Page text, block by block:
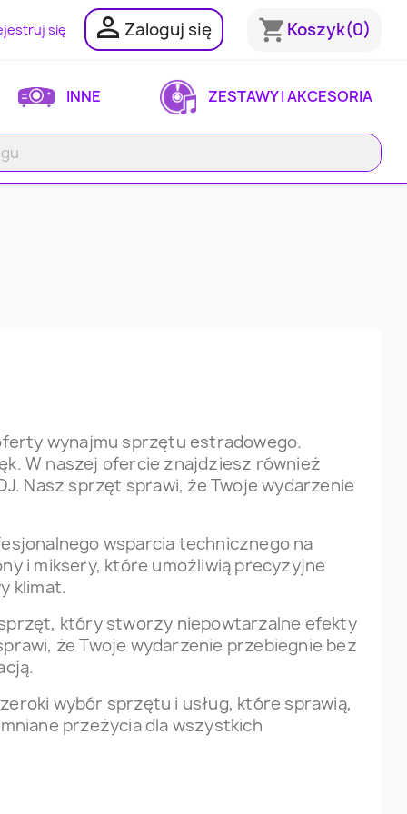
się  Zaloguj się shopping_cart Koszyk(0)
INNE ZESTAWY I AKCESORIA
wynajmu sprzętu estradowego.
W naszej ofercie znajdziesz również
Nasz sprzęt sprawi, że Twoje wydarzenie
wsparcia technicznego na
i miksery, które umożliwią precyzyjne
klimat.
który stworzy niepowtarzalne efekty
że Twoje wydarzenie przebiegnie bez
wybór sprzętu i usług, które sprawią,
przeżycia dla wszystkich